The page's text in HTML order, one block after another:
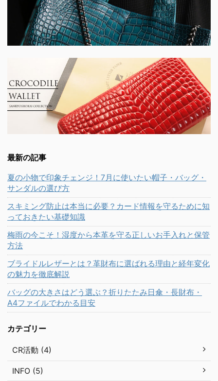
最新の記事
夏の小物で印象チェンジ！7月に使いたい帽子・バッグ・
サンダルの選び方
スキミング防止は本当に必要？カード情報を守るために知
っておきたい基礎知識
梅雨の今こそ！湿度から本革を守る正しいお手入れと保管
方法
ブライドルレザーとは？革財布に選ばれる理由と経年変化
の魅力を徹底解説
バッグの大きさはどう選ぶ？折りたたみ日傘・長財布・
A4ファイルでわかる目安
カテゴリー
CR活動 (4)
INFO (5)